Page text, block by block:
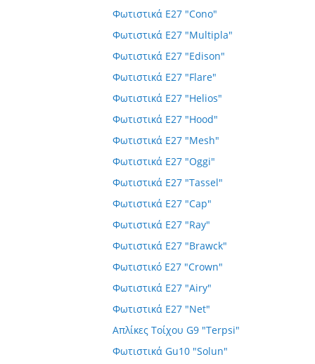
Φωτιστικά E27 "Cono"
Φωτιστικά E27 "Multipla"
Φωτιστικά E27 "Edison"
Φωτιστικά E27 "Flare"
Φωτιστικά E27 "Helios"
Φωτιστικά E27 "Hood"
Φωτιστικά E27 "Mesh"
Φωτιστικά E27 "Oggi"
Φωτιστικά E27 "Tassel"
Φωτιστικά E27 "Cap"
Φωτιστικά E27 "Ray"
Φωτιστικά E27 "Brawck"
Φωτιστικό E27 "Crown"
Φωτιστικά E27 "Airy"
Φωτιστικά E27 "Net"
Απλίκες Τοίχου G9 "Terpsi"
Φωτιστικά Gu10 "Solun"